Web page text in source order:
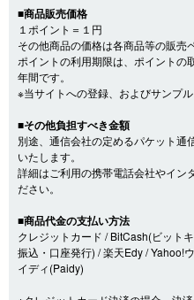
■商品販売価格
１ポイント＝１円
その他商品の価格は各商品等の販売
ポイントの利用期限は、ポイントの
年間です。
※当サイトへの登録、およびサンプ
■その他負担すべき金額
別途、通信会社の定めるパケット通
いたします。
詳細はご利用の携帯電話会社やイン
ださい。
■商品代金の支払い方法
クレジットカード / BitCash(ビット
振込・口座発行) / 楽天Edy / Yahoo!
イディ(Paidy)